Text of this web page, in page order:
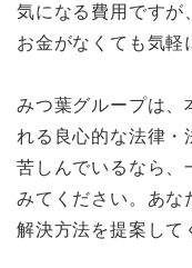
気になる費用ですが
お金がなくても気軽
みつ葉グループは、
れる良心的な法律・
苦しんでいるなら、
みてください。あな
解決方法を提案して